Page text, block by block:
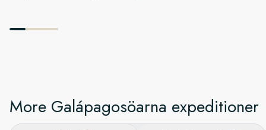
More Galápagosöarna expeditioner